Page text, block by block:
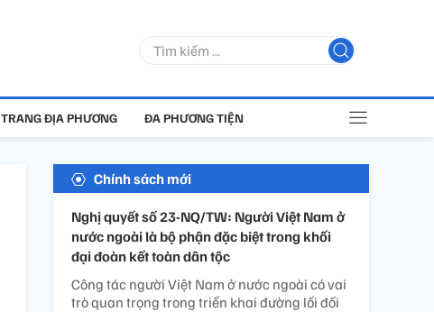
TRANG ĐỊA PHƯƠNG ĐA PHƯƠNG TIỆN
Chính sách mới
Nghị quyết số 23-NQ/TW: Người Việt Nam ở
nước ngoài là bộ phận đặc biệt trong khối
đại đoàn kết toàn dân tộc
Công tác người Việt Nam ở nước ngoài có vai
trò quan trọng trong triển khai đường lối đối